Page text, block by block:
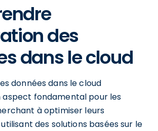
des
dans le cloud
données dans le cloud
fondamental pour les
à optimiser leurs
des solutions basées sur le